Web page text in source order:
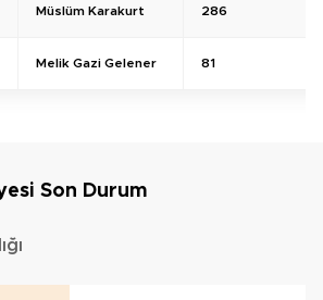
Müslüm Karakurt 286
Melik Gazi Gelener 81
Son Durum